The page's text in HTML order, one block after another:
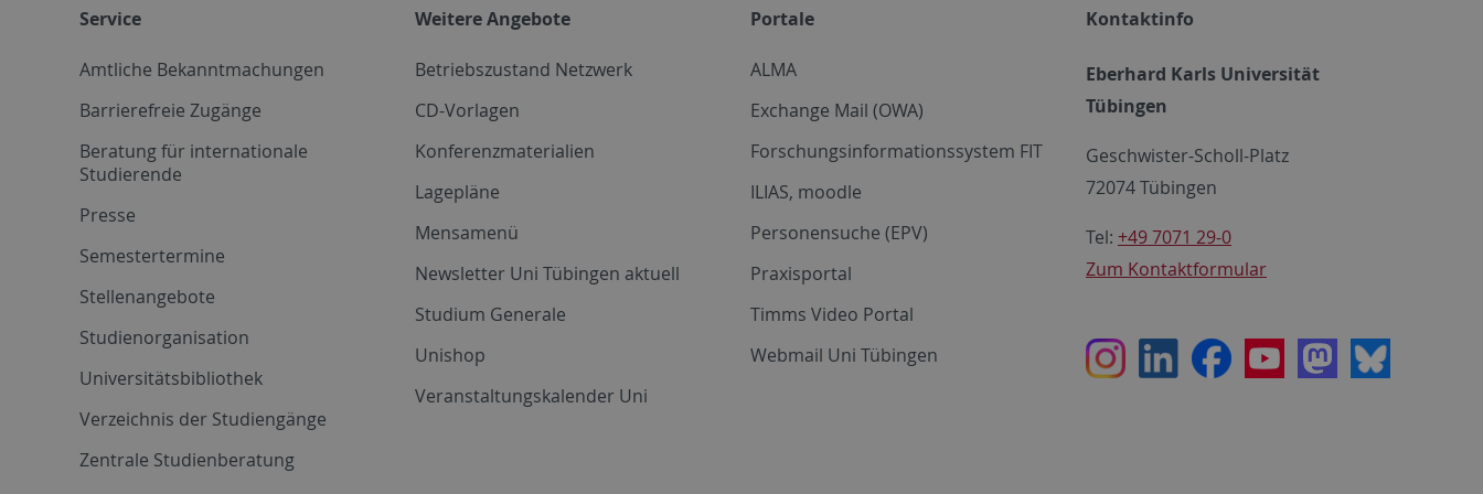
Service
Amtliche Bekanntmachungen
Barrierefreie Zugänge
Beratung für internationale
Studierende
Presse
Semestertermine
Stellenangebote
Studienorganisation
Universitätsbibliothek
Verzeichnis der Studiengänge
Zentrale Studienberatung
Weitere Angebote
Betriebszustand Netzwerk
CD-Vorlagen
Konferenzmaterialien
Lagepläne
Mensamenü
Newsletter Uni Tübingen aktuell
Studium Generale
Unishop
Veranstaltungskalender Uni
Portale
ALMA
Exchange Mail (OWA)
Forschungsinformationssystem FIT
ILIAS, moodle
Personensuche (EPV)
Praxisportal
Timms Video Portal
Webmail Uni Tübingen
Kontaktinfo
Eberhard Karls Universität
Tübingen
Geschwister-Scholl-Platz
72074 Tübingen
Tel: +49 7071 29-0
Zum Kontaktformular
InstagramLinkedInFacebookYoutubeMastodon
Bluesky